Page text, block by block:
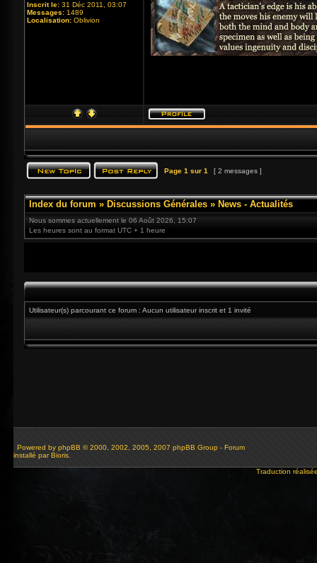
Inscrit le: 31 Déc 2011, 03:07
Messages: 1489
Localisation: Oblivion
Page 1 sur 1 [ 2 messages ]
Index du forum » Discussions Générales » News - Actualités
Nous sommes actuellement le 06 Août 2026, 15:07
Les heures sont au format UTC + 1 heure
Utilisateur(s) parcourant ce forum : Aucun utilisateur inscrit et 1 invité
Powered by phpBB © 2000, 2002, 2005, 2007 phpBB Group - Forum
installé par Bioris.
Traduction